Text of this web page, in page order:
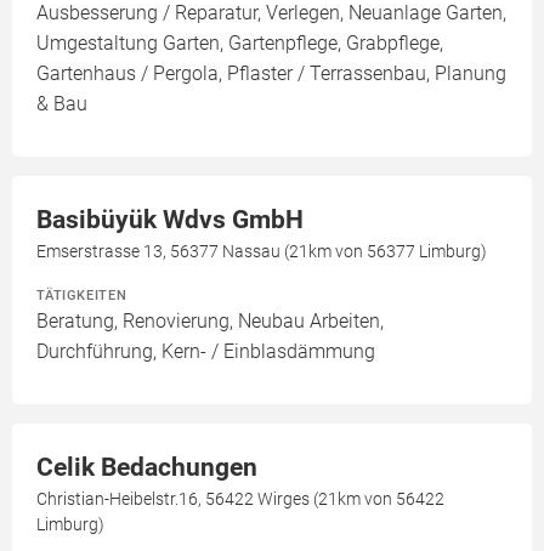
Ausbesserung / Reparatur, Verlegen, Neuanlage Garten,
Umgestaltung Garten, Gartenpflege, Grabpflege,
Gartenhaus / Pergola, Pflaster / Terrassenbau, Planung
& Bau
Basibüyük Wdvs GmbH
Emserstrasse 13, 56377 Nassau (21km von 56377 Limburg)
TÄTIGKEITEN
Beratung, Renovierung, Neubau Arbeiten,
Durchführung, Kern- / Einblasdämmung
Celik Bedachungen
Christian-Heibelstr.16, 56422 Wirges (21km von 56422
Limburg)